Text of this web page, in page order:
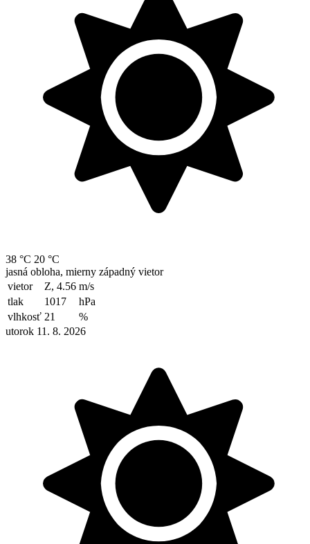
38 °C 20 °C
jasná obloha, mierny západný vietor
vietor
Z, 4.56 m/s
tlak
1017
hPa
vlhkosť 21
%
utorok 11. 8. 2026